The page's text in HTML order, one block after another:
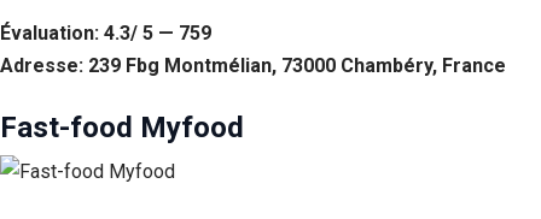
Évaluation: 4.3/ 5 — 759
Adresse: 239 Fbg Montmélian, 73000 Chambéry, France
Fast-food Myfood